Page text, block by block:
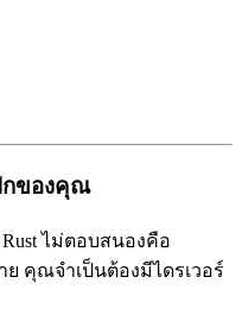
กของคุณ
ไม่ตอบสนองคือ
คุณจำเป็นต้องมีไดรเวอร์